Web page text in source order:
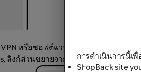
หรือซอฟต์แวร์บล็อกโฆษณา เนื่อง
ลิงก์ส่วนขยายจากแพลตฟอร์มสิทธิพิเศ
การดำเนินการนี้เ
ShopBack site